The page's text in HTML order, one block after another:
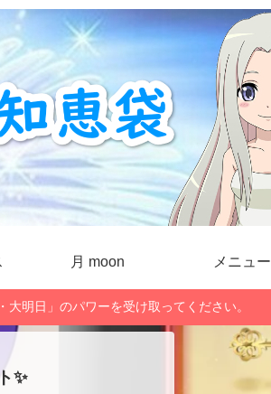
月 moon メニュ
明日」のパワーを受け取ってください。
✨